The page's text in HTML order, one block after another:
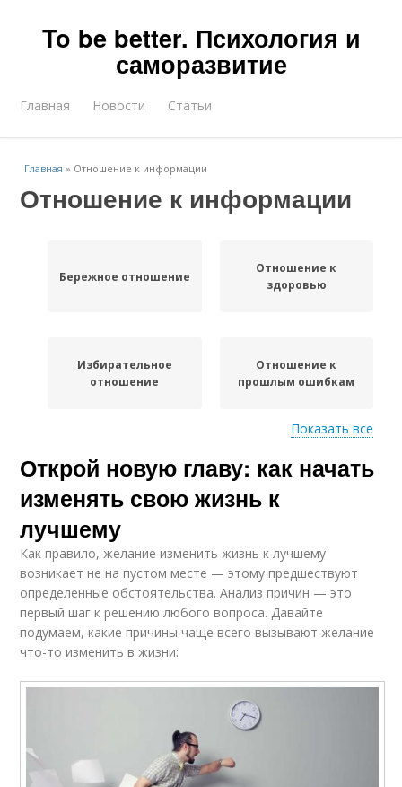
To be better. Психология и
саморазвитие
Главная Новости Статьи
Главная » Отношение к информации
Отношение к информации
Бережное отношение
Отношение к
здоровью
Избирательное
отношение
Отношение к
прошлым ошибкам
Рост в отношениях
Показать все
Открой новую главу: как начать
изменять свою жизнь к
лучшему
Как правило, желание изменить жизнь к лучшему
возникает не на пустом месте — этому предшествуют
определенные обстоятельства. Анализ причин — это
первый шаг к решению любого вопроса. Давайте
подумаем, какие причины чаще всего вызывают желание
что-то изменить в жизни: